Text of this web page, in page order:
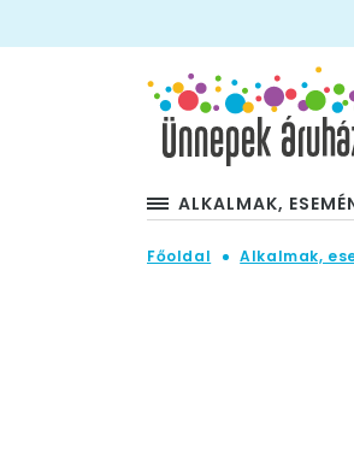
ALKALMAK,
Főoldal Alkalmak,